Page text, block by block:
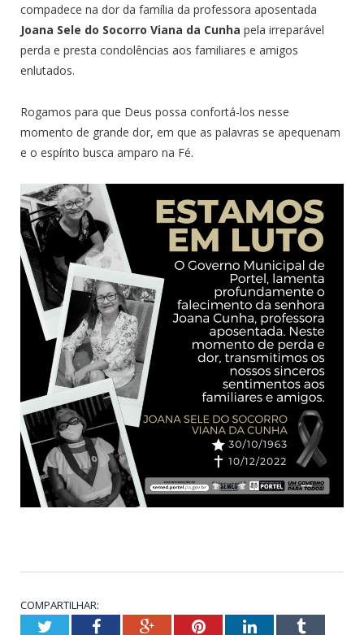
compadece na dor da família da professora aposentada
Joana Sele do Socorro Viana da Cunha pela irreparável
perda e presta condolências aos familiares e amigos
enlutados.
Rogamos para que Deus possa confortá-los nesse
momento de grande dor, em que as palavras se apequenam
e o espírito busca amparo na Fé.
COMPARTILHAR:
TwitterFacebookGoogle+PinterestLinkedInTumblr